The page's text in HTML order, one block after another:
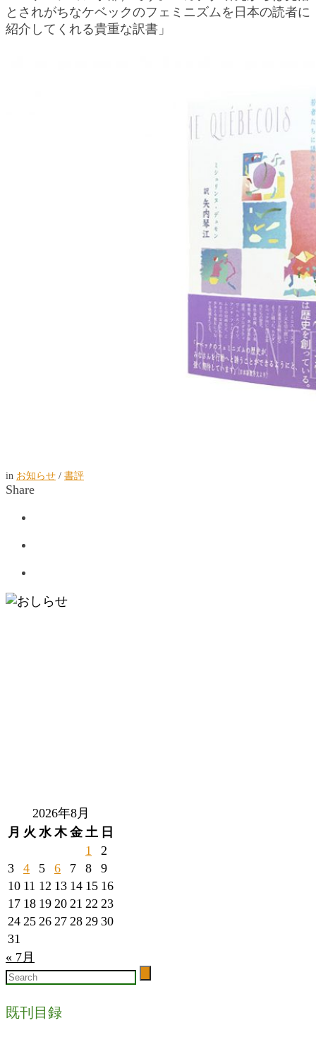
とされがちなケベックのフェミニズムを日本の読者に
紹介してくれる貴重な訳書」
in お知らせ / 書評
Share
2026年8月
月 火 水 木 金 土 日
1
2
3
4 5 6 7 8
9
10 11 12 13 14 15 16
17 18 19 20 21 22 23
24 25 26 27 28 29 30
31
« 7月
既刊目録